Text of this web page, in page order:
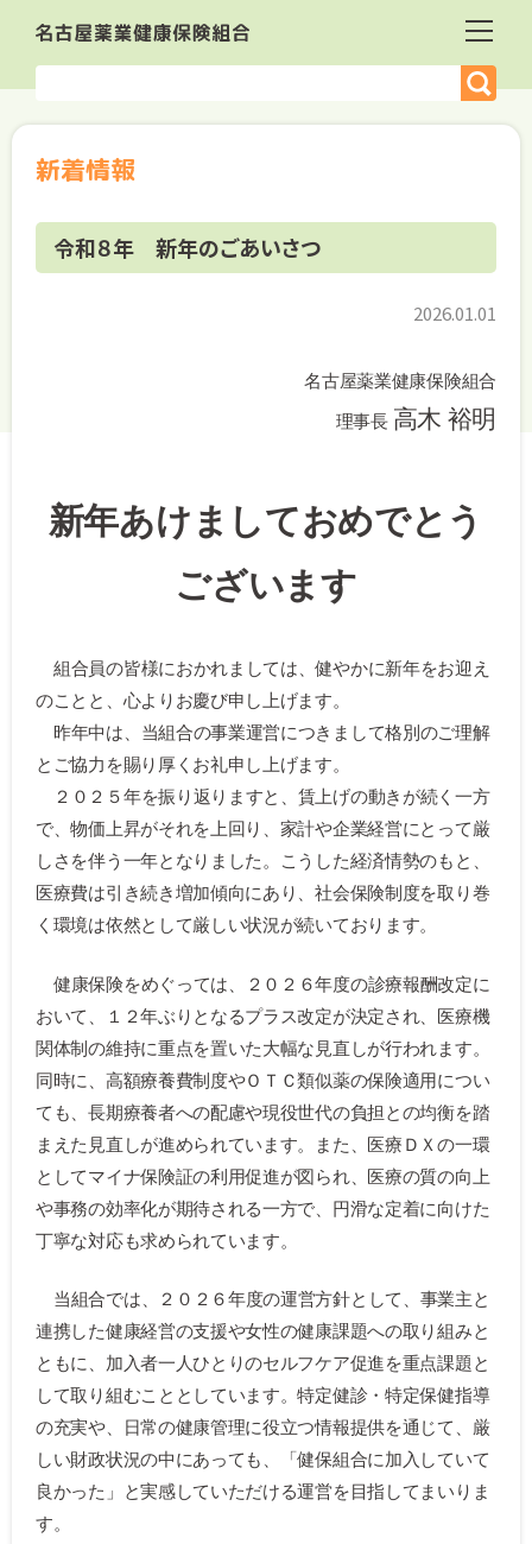
新着情報
令和８年 新年のごあいさつ
2026.01.01
名古屋薬業健康保険組合
理事長 高木 裕明
新年あけましておめでとう
ございます
組合員の皆様におかれましては、健やかに新年をお迎え
のことと、心よりお慶び申し上げます。
昨年中は、当組合の事業運営につきまして格別のご理解
とご協力を賜り厚くお礼申し上げます。
２０２５年を振り返りますと、賃上げの動きが続く一方
で、物価上昇がそれを上回り、家計や企業経営にとって厳
しさを伴う一年となりました。こうした経済情勢のもと、
医療費は引き続き増加傾向にあり、社会保険制度を取り巻
く環境は依然として厳しい状況が続いております。
健康保険をめぐっては、２０２６年度の診療報酬改定に
おいて、１２年ぶりとなるプラス改定が決定され、医療機
関体制の維持に重点を置いた大幅な見直しが行われます。
同時に、高額療養費制度やＯＴＣ類似薬の保険適用につい
ても、長期療養者への配慮や現役世代の負担との均衡を踏
まえた見直しが進められています。また、医療ＤＸの一環
としてマイナ保険証の利用促進が図られ、医療の質の向上
や事務の効率化が期待される一方で、円滑な定着に向けた
丁寧な対応も求められています。
当組合では、２０２６年度の運営方針として、事業主と
連携した健康経営の支援や女性の健康課題への取り組みと
ともに、加入者一人ひとりのセルフケア促進を重点課題と
して取り組むこととしています。特定健診・特定保健指導
の充実や、日常の健康管理に役立つ情報提供を通じて、厳
しい財政状況の中にあっても、「健保組合に加入していて
良かった」と実感していただける運営を目指してまいりま
す。